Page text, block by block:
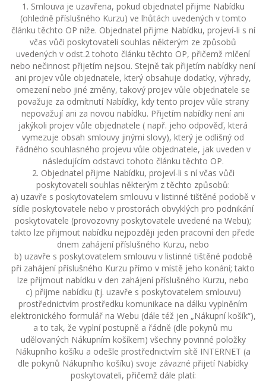
1. Smlouva je uzavřena, pokud objednatel přijme Nabídku
(ohledně příslušného Kurzu) ve lhůtách uvedených v tomto
článku těchto OP níže. Objednatel přijme Nabídku, projeví-li s ní
včas vůči poskytovateli souhlas některým ze způsobů
uvedených v odst.2 tohoto článku těchto OP, přičemž mlčení
nebo nečinnost přijetím nejsou. Stejně tak přijetím nabídky není
ani projev vůle objednatele, který obsahuje dodatky, výhrady,
omezení nebo jiné změny, takový projev vůle objednatele se
považuje za odmítnutí Nabídky, kdy tento projev vůle strany
nepovažují ani za novou nabídku. Přijetím nabídky není ani
jakýkoli projev vůle objednatele ( např. jeho odpověď, která
vymezuje obsah smlouvy jinými slovy), který je odlišný od
řádného souhlasného projevu vůle objednatele, jak uveden v
následujícím odstavci tohoto článku těchto OP.
2. Objednatel přijme Nabídku, projeví-li s ní včas vůči
poskytovateli souhlas některým z těchto způsobů:
a) uzavře s poskytovatelem smlouvu v listinné tištěné podobě v
sídle poskytovatele nebo v prostorách obvyklých pro podnikání
poskytovatele (provozovny poskytovatele uvedené na Webu);
takto lze přijmout nabídku nejpozději jeden pracovní den přede
dnem zahájení příslušného Kurzu, nebo
b) uzavře s poskytovatelem smlouvu v listinné tištěné podobě
při zahájení příslušného Kurzu přímo v místě jeho konání; takto
lze přijmout nabídku v den zahájení příslušného Kurzu, nebo
c) přijme nabídku (tj. uzavře s poskytovatelem smlouvu)
prostřednictvím prostředku komunikace na dálku vyplněním
elektronického formulář na Webu (dále též jen „Nákupní košík“),
a to tak, že vyplní postupně a řádně (dle pokynů mu
udělovaných Nákupním košíkem) všechny povinné položky
Nákupního košíku a odešle prostřednictvím sítě INTERNET (a
dle pokynů Nákupního košíku) svoje závazné přijetí Nabídky
poskytovateli, přičemž dále platí: